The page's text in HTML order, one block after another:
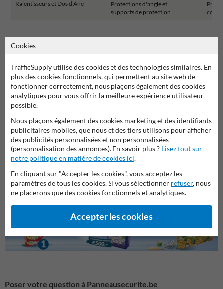
Ralentisseurs et Dos d'Âne
Protections d'angle et
supports de protection
Produits de sécurité
Applications : Ce ralentisseur est parfait pour les parkings, les zones
résidentielles, les écoles et autres espaces où la réduction de la
vitesse est essentielle. Il peut être utilisé en complément de dos d'âne
pour améliorer la sécurité routière.
Options de Personnalisation :Disponible en différentes tailles et
configurations pour répondre à vos besoins spécifiques.
Poser votre question à Panneausecurite.be
Cookies
TrafficSupply utilise des cookies et des technologies similaires. En
plus des cookies fonctionnels, qui permettent au site web de
fonctionner correctement, nous plaçons également des cookies
analytiques pour vous offrir la meilleure expérience utilisateur
possible.
Nous plaçons également des cookies marketing et des identifiants
publicitaires mobiles, que nous et des tiers utilisons pour afficher
des publicités personnalisées et non personnalisées
(personnalisation des annonces). En savoir plus ? Lisez tout sur
notre politique en matière de cookies ici.
En cliquant sur "Accepter les cookies", vous acceptez les
paramètres de tous les cookies. Si vous sélectionner refuser, nous
ne placerons que des cookies fonctionnels et analytiques.
Accepter les cookies